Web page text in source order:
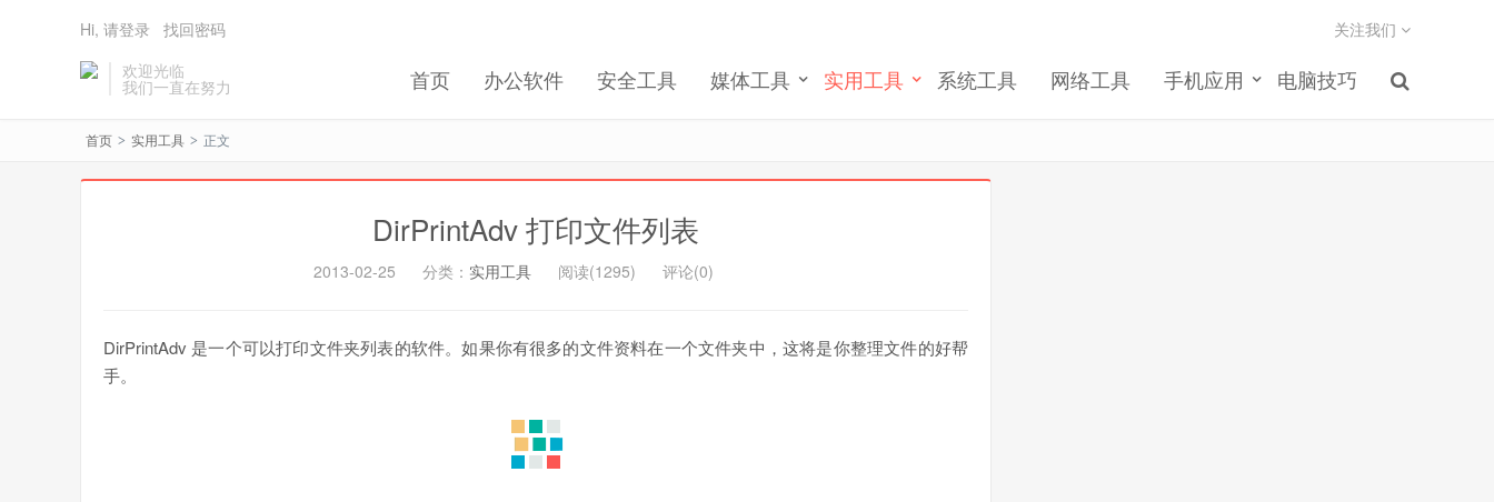
欢迎光临
我们一直在努力 首页 办公软件 安全工具 媒体工具 实用工具 系统工具 网络工具 手机应用 电脑技巧
关注我们
Hi, 请登录 找回密码
首页 > 实用工具 > 正文
DirPrintAdv 打印文件列表
2013-02-25 分类： 实用工具 阅读(1295) 评论(0)
DirPrintAdv 是一个可以打印文件夹列表的软件。如果你有很多的文件资料在一个文件夹中，这将是你整理文件的好帮
手。
记住我的登录 忘记密码 ?